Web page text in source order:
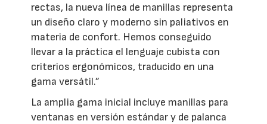
rectas, la nueva línea de manillas representa
un diseño claro y moderno sin paliativos en
materia de confort. Hemos conseguido
llevar a la práctica el lenguaje cubista con
criterios ergonómicos, traducido en una
gama versátil.”
La amplia gama inicial incluye manillas para
ventanas en versión estándar y de palanca